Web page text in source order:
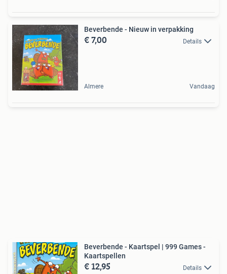
Beverbende - Nieuw in verpakking
€ 7,00 Details
Almere Vandaag
Beverbende - Kaartspel | 999 Games -
Kaartspellen
€ 12,95 Details